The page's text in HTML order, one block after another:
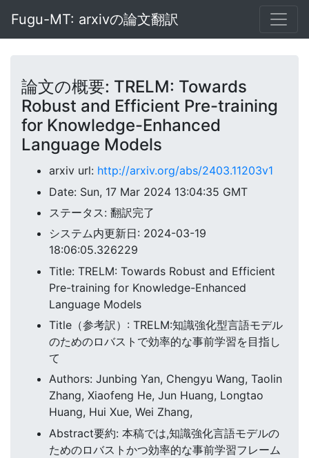
Fugu-MT: arxivの論文翻訳
論文の概要: TRELM: Towards
Robust and Efficient Pre-training
for Knowledge-Enhanced
Language Models
arxiv url: http://arxiv.org/abs/2403.11203v1
Date: Sun, 17 Mar 2024 13:04:35 GMT
ステータス: 翻訳完了
システム内更新日: 2024-03-19
18:06:05.326229
Title: TRELM: Towards Robust and Efficient
Pre-training for Knowledge-Enhanced
Language Models
Title（参考訳）: TRELM:知識強化型言語モデル
のためのロバストで効率的な事前学習を目指し
て
Authors: Junbing Yan, Chengyu Wang, Taolin
Zhang, Xiaofeng He, Jun Huang, Longtao
Huang, Hui Xue, Wei Zhang,
Abstract要約: 本稿では,知識強化言語モデルの
ためのロバストかつ効率的な事前学習フレーム